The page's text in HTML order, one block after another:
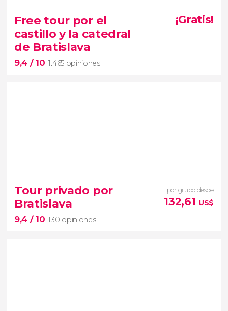
188 opiniones
Bratislava en tren turístico
imprescindible de la capital en un vehículo histórico
Free tour por el
castillo y la catedral
de Bratislava
9,4 / 10 1.465 opiniones
¡Gratis!
1.465 opiniones
conoceremos la historia de la
capital de Eslovaquia a través de dos de sus
símbolos
Tour privado por
Bratislava
9,4 / 10 130 opiniones
por grupo desde
132,61 US$